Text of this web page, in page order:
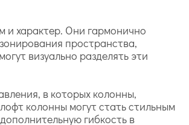
и характер. Они гармонично
пространства,
визуально разделять эти
в которых колонны,
колонны могут стать стильным
гибкость в